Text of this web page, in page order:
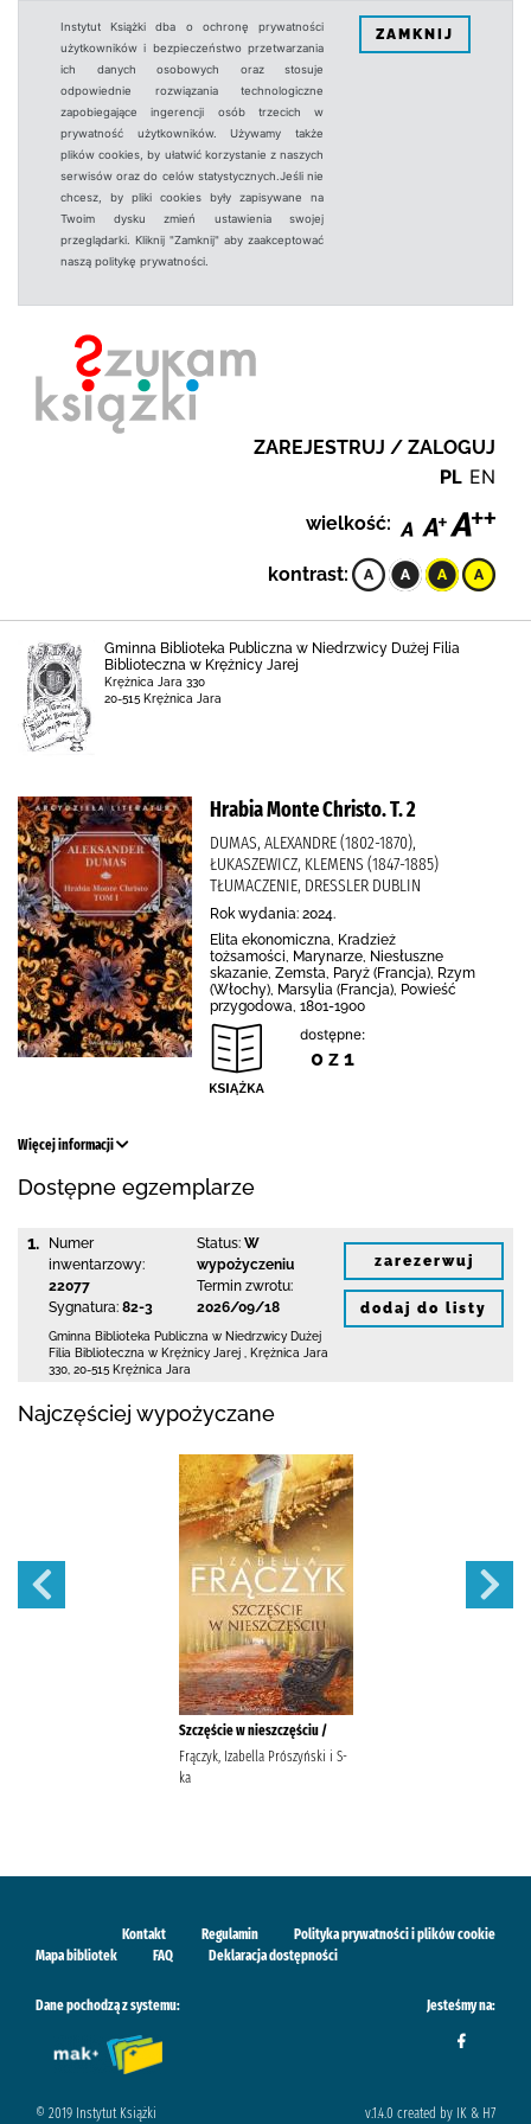
Instytut Książki dba o ochronę prywatności
użytkowników i bezpieczeństwo przetwarzania
ich danych osobowych oraz stosuje
odpowiednie rozwiązania technologiczne
zapobiegające ingerencji osób trzecich w
prywatność użytkowników. Używamy także
plików cookies, by ułatwić korzystanie z naszych
serwisów oraz do celów statystycznych.Jeśli nie
chcesz, by pliki cookies były zapisywane na
Twoim dysku zmień ustawienia swojej
przeglądarki. Kliknij "Zamknij" aby zaakceptować
naszą politykę prywatności.
ZAMKNIJ
ZAREJESTRUJ / ZALOGUJ
PL EN
wielkość:
kontrast:
Gminna Biblioteka Publiczna w Niedrzwicy Dużej Filia
Biblioteczna w Krężnicy Jarej
Krężnica Jara 330
20-515 Krężnica Jara
Hrabia Monte Christo. T. 2
DUMAS, ALEXANDRE (1802-1870),
ŁUKASZEWICZ, KLEMENS (1847-1885)
TŁUMACZENIE, DRESSLER DUBLIN
Rok wydania: 2024.
Elita ekonomiczna, Kradzież
tożsamości, Marynarze, Niesłuszne
skazanie, Zemsta, Paryż (Francja), Rzym
(Włochy), Marsylia (Francja), Powieść
przygodowa, 1801-1900
dostępne:
0 z 1
Więcej informacji
Dostępne egzemplarze
1.
Numer
inwentarzowy:
22077
Sygnatura: 82-3
Status: W
wypożyczeniu
Termin zwrotu:
2026/09/18
Gminna Biblioteka Publiczna w Niedrzwicy Dużej
Filia Biblioteczna w Krężnicy Jarej
Krężnica Jara
330 20-515 Krężnica Jara
zarezerwuj
dodaj do listy
Najczęściej wypożyczane
Szczęście w nieszczęściu /
Frączyk, Izabella Prószyński i S-
ka
Kontakt Regulamin
Polityka prywatności i plików cookie
Mapa bibliotek
FAQ Deklaracja dostępności
Dane pochodzą z systemu: Jesteśmy na:
© 2019 Instytut Książki v.1.4.0 created by IK & H7